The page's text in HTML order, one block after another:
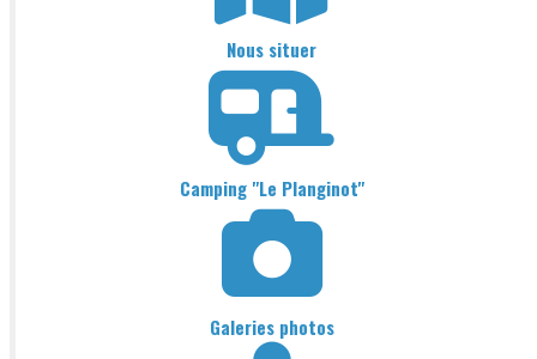
Nous situer
Camping "Le Planginot"
Galeries photos